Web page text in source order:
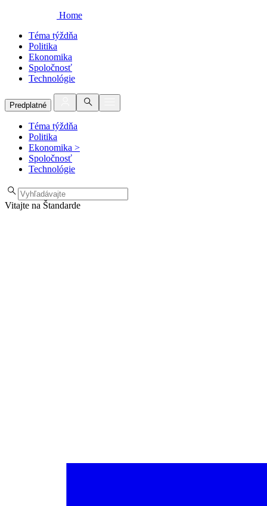
Home
Téma týždňa
Politika
Ekonomika
Spoločnosť
Technológie
Predplatné
Téma týždňa
Politika
Ekonomika >
Spoločnosť
Technológie
Vitajte na Štandarde